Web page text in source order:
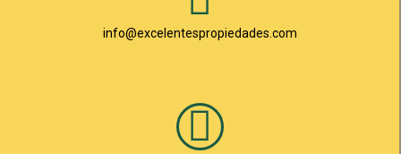
info@excelentespropiedades.com